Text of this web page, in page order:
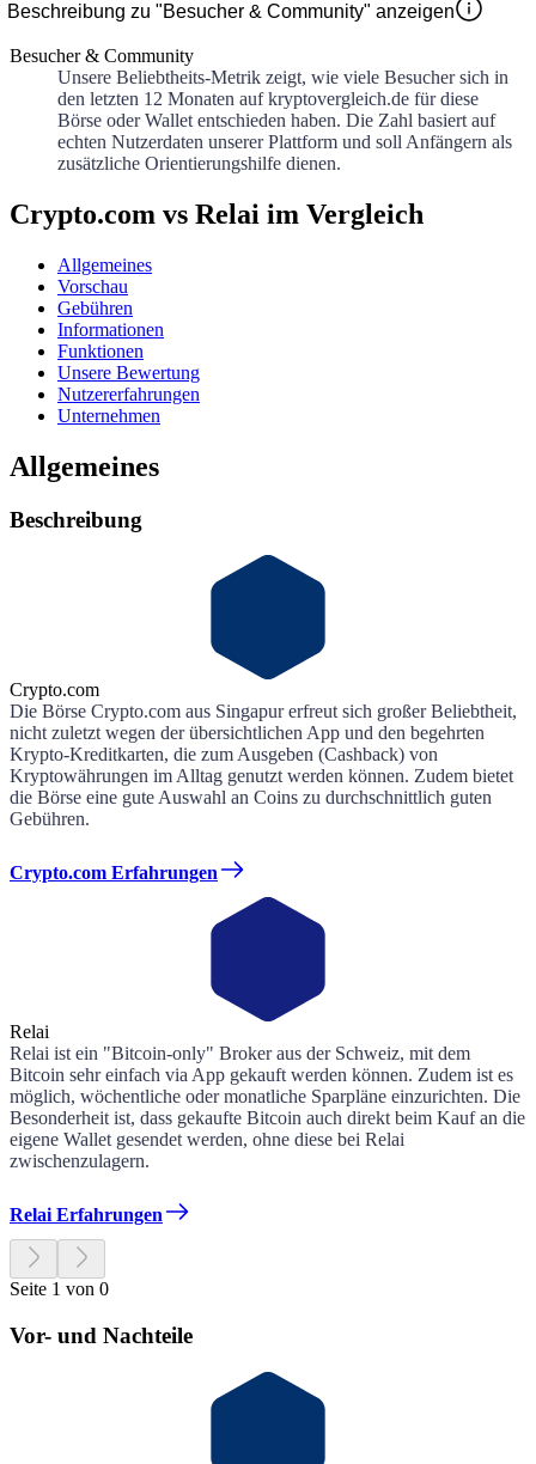
Beschreibung zu "Besucher & Community" anzeigen
Besucher & Community
Unsere Beliebtheits-Metrik zeigt, wie viele Besucher sich in
den letzten 12 Monaten auf kryptovergleich.de für diese
Börse oder Wallet entschieden haben. Die Zahl basiert auf
echten Nutzerdaten unserer Plattform und soll Anfängern als
zusätzliche Orientierungshilfe dienen.
Crypto.com vs Relai im Vergleich
Allgemeines
Vorschau
Gebühren
Informationen
Funktionen
Unsere Bewertung
Nutzererfahrungen
Unternehmen
Allgemeines
Beschreibung
Crypto.com
Die Börse Crypto.com aus Singapur erfreut sich großer Beliebtheit,
nicht zuletzt wegen der übersichtlichen App und den begehrten
Krypto-Kreditkarten, die zum Ausgeben (Cashback) von
Kryptowährungen im Alltag genutzt werden können. Zudem bietet
die Börse eine gute Auswahl an Coins zu durchschnittlich guten
Gebühren.
Crypto.com Erfahrungen
Relai
Relai ist ein "Bitcoin-only" Broker aus der Schweiz, mit dem
Bitcoin sehr einfach via App gekauft werden können. Zudem ist es
möglich, wöchentliche oder monatliche Sparpläne einzurichten. Die
Besonderheit ist, dass gekaufte Bitcoin auch direkt beim Kauf an die
eigene Wallet gesendet werden, ohne diese bei Relai
zwischenzulagern.
Relai Erfahrungen
Seite 1 von 0
Vor- und Nachteile